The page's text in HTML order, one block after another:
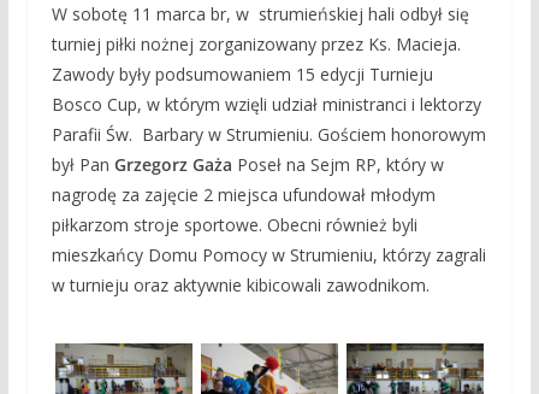
W sobotę 11 marca br, w strumieńskiej hali odbył się
turniej piłki nożnej zorganizowany przez Ks. Macieja.
Zawody były podsumowaniem 15 edycji Turnieju
Bosco Cup, w którym wzięli udział ministranci i lektorzy
Parafii Św. Barbary w Strumieniu. Gościem honorowym
był Pan Grzegorz Gaża Poseł na Sejm RP, który w
nagrodę za zajęcie 2 miejsca ufundował młodym
piłkarzom stroje sportowe. Obecni również byli
mieszkańcy Domu Pomocy w Strumieniu, którzy zagrali
w turnieju oraz aktywnie kibicowali zawodnikom.